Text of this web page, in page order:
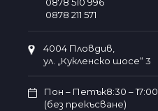
0878 510 996
0878 211 571
4004 Пловдив,
ул. „Кукленско шосе“ 3
Пон – Петък8:30 – 17:00
(без прекъсване)